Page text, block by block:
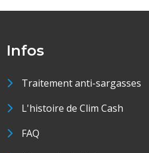
Infos
Traitement anti-sargasses
L'histoire de Clim Cash
FAQ